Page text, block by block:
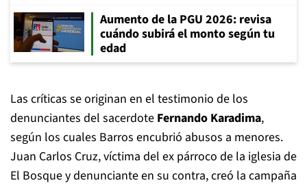
Aumento de la PGU 2026: revisa
cuándo subirá el monto según tu
edad
Las críticas se originan en el testimonio de los
denunciantes del sacerdote Fernando Karadima,
según los cuales Barros encubrió abusos a menores.
Juan Carlos Cruz, víctima del ex párroco de la iglesia de
El Bosque y denunciante en su contra, creó la campaña